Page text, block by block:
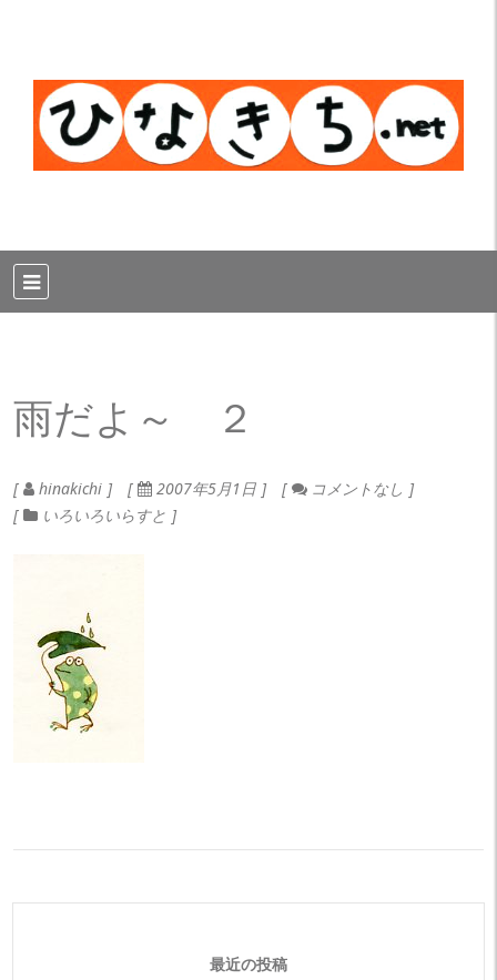
雨だよ～ ２
hinakichi 2007年5月1日
コメントなし
いろいろいらすと
最近の投稿